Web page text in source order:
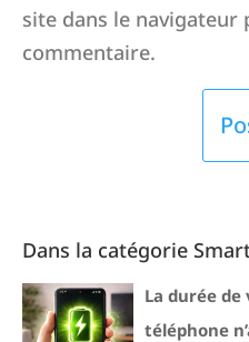
site dans le
commentaire.
Dans la catégorie
La durée
téléphone